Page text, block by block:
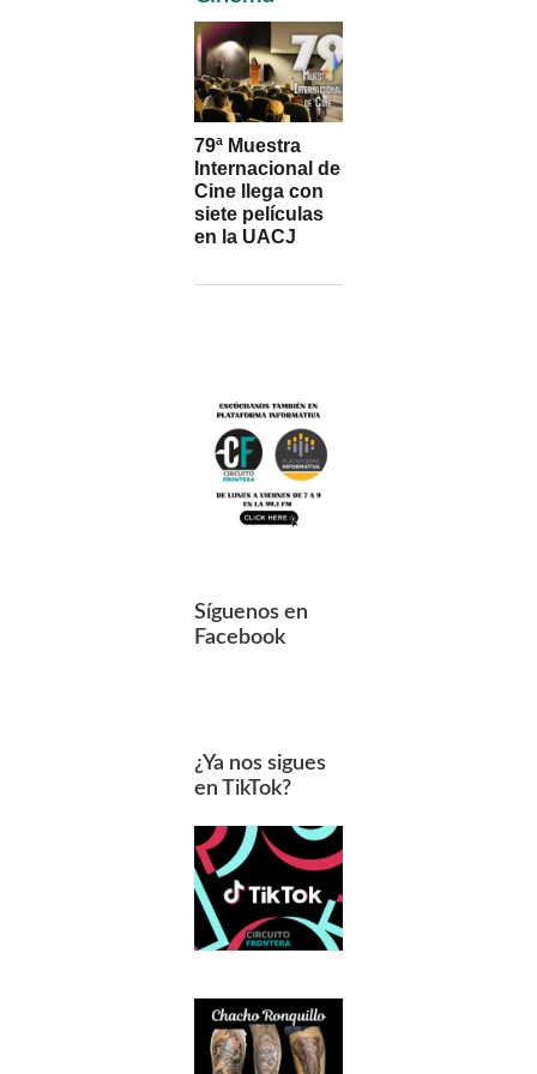
79ª Muestra
Internacional de
Cine llega con
siete películas
en la UACJ
Síguenos en
Facebook
¿Ya nos sigues
en TikTok?